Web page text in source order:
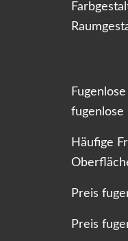
fugenlose
Häufige
Preis
Preis